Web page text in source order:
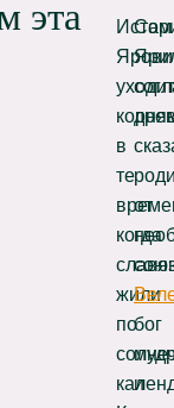
эта
уходит
в
те
когда
жили
по
Сам
от
бог
и